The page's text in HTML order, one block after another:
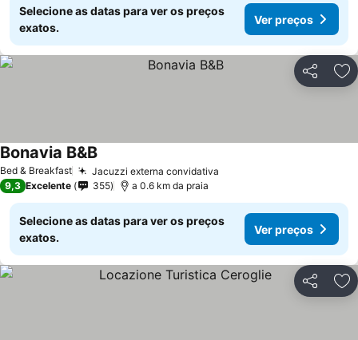
Selecione as datas para ver os preços
exatos.
Ver preços
Partilhar
Bed & Breakfast Jacuzzi externa convidativa
Bonavia B&BVer preços
9,3 Excelente 355 a 0.6 km da praia
Selecione as datas para ver os preços
exatos.
Ver preços
Partilhar